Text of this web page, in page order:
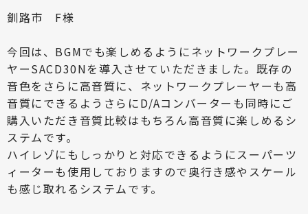
釧路市 F様
今回は、BGMでも楽しめるようにネットワークプレー
ヤーSACD30Nを導入させていただきました。既存の
音色をさらに高音質に、ネットワークプレーヤーも高
音質にできるようさらにD/Aコンバーターも同時にご
購入いただき音質比較はもちろん高音質に楽しめるシ
ステムです。
ハイレゾにもしっかりと対応できるようにスーパーツ
ィーターも使用しておりますので奥行き感やスケール
も感じ取れるシステムです。